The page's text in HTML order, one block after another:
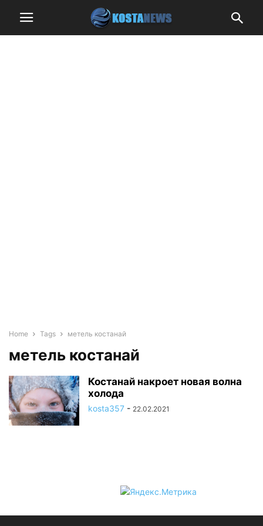
Home Tags метель костанай
метель костанай
Костанай накроет новая волна
холода
kosta357 - 22.02.2021